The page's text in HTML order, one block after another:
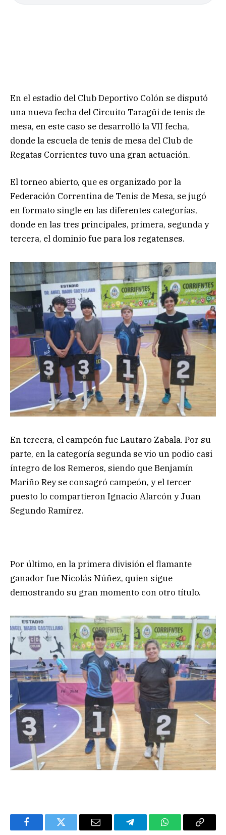
En el estadio del Club Deportivo Colón se disputó
una nueva fecha del Circuito Taragüi de tenis de
mesa, en este caso se desarrolló la VII fecha,
donde la escuela de tenis de mesa del Club de
Regatas Corrientes tuvo una gran actuación.
El torneo abierto, que es organizado por la
Federación Correntina de Tenis de Mesa, se jugó
en formato single en las diferentes categorías,
donde en las tres principales, primera, segunda y
tercera, el dominio fue para los regatenses.
En tercera, el campeón fue Lautaro Zabala. Por su
parte, en la categoría segunda se vio un podio casi
íntegro de los Remeros, siendo que Benjamín
Mariño Rey se consagró campeón, y el tercer
puesto lo compartieron Ignacio Alarcón y Juan
Segundo Ramírez.
Por último, en la primera división el flamante
ganador fue Nicolás Núñez, quien sigue
demostrando su gran momento con otro título.
FacebookTwitter Email TelegramWhatsAppCopy